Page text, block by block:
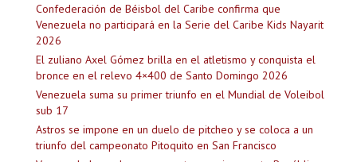
Confederación de Béisbol del Caribe confirma que
Venezuela no participará en la Serie del Caribe Kids Nayarit
2026
El zuliano Axel Gómez brilla en el atletismo y conquista el
bronce en el relevo 4×400 de Santo Domingo 2026
Venezuela suma su primer triunfo en el Mundial de Voleibol
sub 17
Astros se impone en un duelo de pitcheo y se coloca a un
triunfo del campeonato Pitoquito en San Francisco